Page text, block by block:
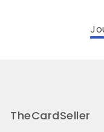
TheCardSeller